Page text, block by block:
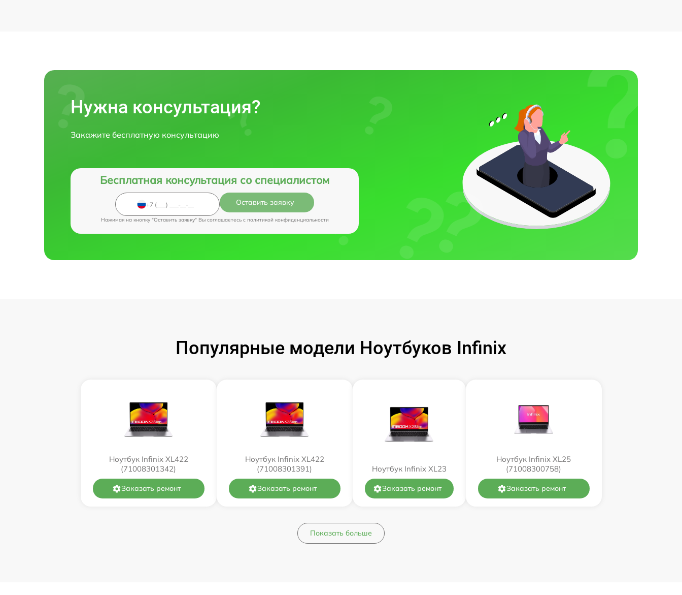
Нужна консультация?
Закажите бесплатную консультацию
Бесплатная консультация со специалистом
Оставить заявку
Нажимая на кнопку "Оставить заявку" Вы соглашаетесь c политикой конфиденциальности
Популярные модели Ноутбуков Infinix
Ноутбук Infinix XL422
(71008301342)
Заказать ремонт
Ноутбук Infinix XL422
(71008301391)
Заказать ремонт
Ноутбук Infinix XL23
Заказать ремонт
Ноутбук Infinix XL25
(71008300758)
Заказать ремонт
Показать больше